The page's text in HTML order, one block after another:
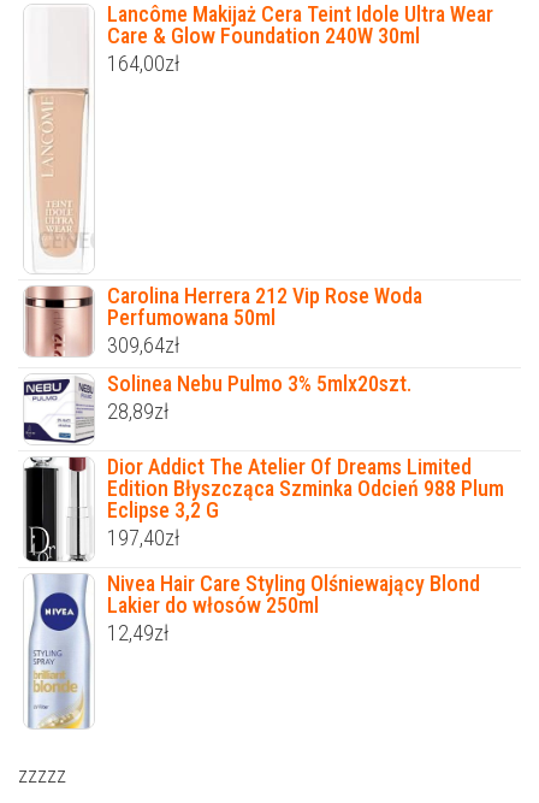
Lancôme Makijaż Cera Teint Idole Ultra Wear
Care & Glow Foundation 240W 30ml
164,00zł
Carolina Herrera 212 Vip Rose Woda
Perfumowana 50ml
309,64zł
Solinea Nebu Pulmo 3% 5mlx20szt.
28,89zł
Dior Addict The Atelier Of Dreams Limited
Edition Błyszcząca Szminka Odcień 988 Plum
Eclipse 3,2 G
197,40zł
Nivea Hair Care Styling Olśniewający Blond
Lakier do włosów 250ml
12,49zł
zzzzz